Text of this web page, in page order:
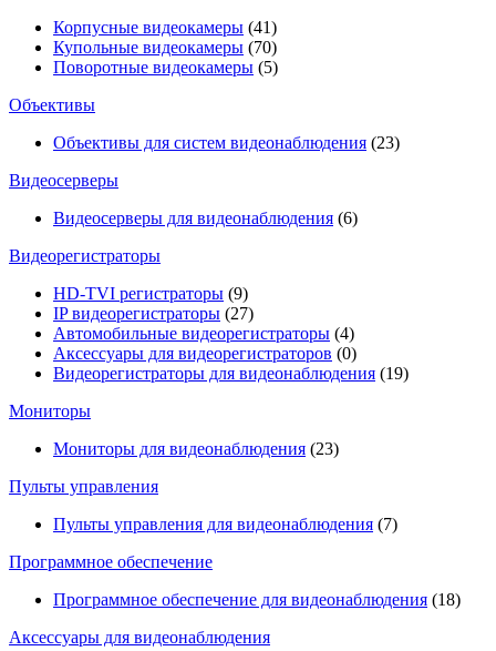
Корпусные видеокамеры (41)
Купольные видеокамеры (70)
Поворотные видеокамеры (5)
Объективы
Объективы для систем видеонаблюдения (23)
Видеосерверы
Видеосерверы для видеонаблюдения (6)
Видеорегистраторы
HD-TVI регистраторы (9)
IP видеорегистраторы (27)
Автомобильные видеорегистраторы (4)
Аксессуары для видеорегистраторов (0)
Видеорегистраторы для видеонаблюдения (19)
Мониторы
Мониторы для видеонаблюдения (23)
Пульты управления
Пульты управления для видеонаблюдения (7)
Программное обеспечение
Программное обеспечение для видеонаблюдения (18)
Аксессуары для видеонаблюдения